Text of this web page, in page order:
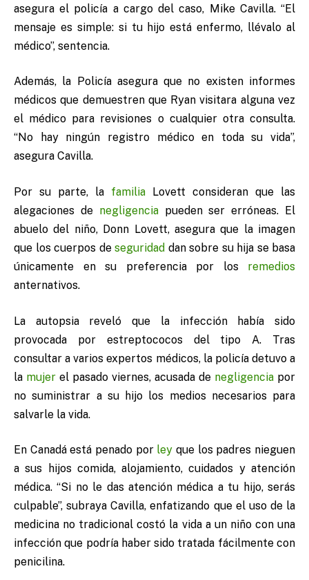
asegura el policía a cargo del caso, Mike Cavilla. “El
mensaje es simple: si tu hijo está enfermo, llévalo al
médico”, sentencia.
Además, la Policía asegura que no existen informes
médicos que demuestren que Ryan visitara alguna vez
el médico para revisiones o cualquier otra consulta.
“No hay ningún registro médico en toda su vida”,
asegura Cavilla.
Por su parte, la familia Lovett consideran que las
alegaciones de negligenciapueden ser erróneas. El
abuelo del niño, Donn Lovett, asegura que la imagen
que los cuerpos de seguridad dan sobre su hija se basa
únicamente en su preferencia por los remedios
anternativos.
La autopsia reveló que la infección había sido
provocada por estreptococos del tipo A. Tras
consultar a varios expertos médicos, la policía detuvo a
la mujer el pasado viernes, acusada de negligencia por
no suministrar a su hijo los medios necesarios para
salvarle la vida.
En Canadá está penado por ley que los padres nieguen
a sus hijos comida, alojamiento, cuidados y atención
médica. “Si no le das atención médica a tu hijo, serás
culpable”, subraya Cavilla, enfatizando que el uso de la
medicina no tradicional costó la vida a un niño con una
infección que podría haber sido tratada fácilmente con
penicilina.